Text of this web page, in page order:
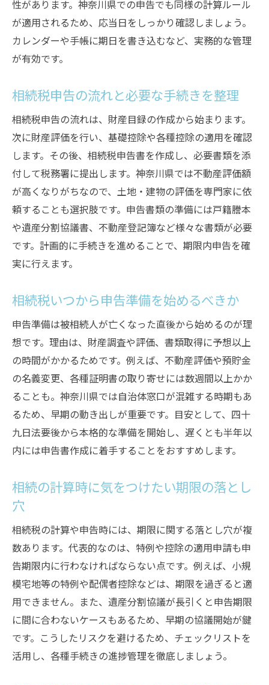
性があります。神奈川県での申告でも同様の計算ルール
が適用されるため、応当日をしっかり確認しましょう。
カレンダーや手帳に期日を書き込むなど、実務的な管理
が有効です。
相続税申告の流れと必要な手続きを整理
相続税申告の流れは、財産目録の作成から始まります。
次に財産評価を行い、基礎控除や各種控除の適用を確認
します。その後、相続税申告書を作成し、必要書類を添
付して税務署に提出します。神奈川県では不動産評価額
が高くなりがちなので、土地・建物の評価を専門家に依
頼することも選択肢です。申告書類の準備には戸籍謄本
や遺産分割協議書、不動産登記簿など様々な書類が必要
です。計画的に手続きを進めることで、期限内申告を確
実に行えます。
相続税いつから申告準備を始めるべきか
申告準備は被相続人が亡くなった直後から始めるのが理
想です。理由は、財産調査や評価、書類取得に予想以上
の時間がかかるためです。例えば、不動産評価や預貯金
の名義変更、各種証明書の取り寄せには数週間以上かか
ることも。神奈川県では自治体窓口が混雑する時期もあ
るため、早期の動き出しが重要です。目安として、四十
九日法要後から本格的な準備を開始し、遅くとも半年以
内には申告書作成に着手することをおすすめします。
相続の計算時に気をつけたい期限の落とし
穴
相続税の計算や申告時には、期限に関する落とし穴が複
数あります。代表的なのは、特例や控除の適用申請も申
告期限内に行わなければならない点です。例えば、小規
模宅地等の特例や配偶者控除などは、期限を過ぎると適
用できません。また、遺産分割協議が長引くと申告期限
に間に合わないケースもあるため、早期の協議開始が鍵
です。こうしたリスクを避けるため、チェックリストを
活用し、各種手続きの進捗管理を徹底しましょう。